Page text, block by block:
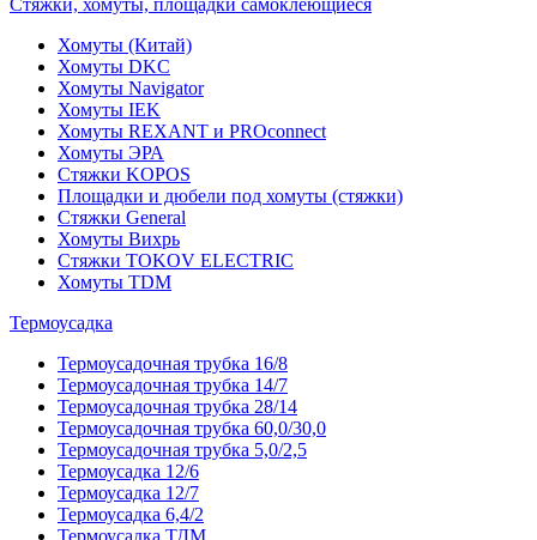
Стяжки, хомуты, площадки самоклеющиеся
Хомуты (Китай)
Хомуты DKC
Хомуты Navigator
Хомуты IEK
Хомуты REXANT и PROconnect
Хомуты ЭРА
Стяжки KOPOS
Площадки и дюбели под хомуты (стяжки)
Стяжки General
Хомуты Вихрь
Стяжки TOKOV ELECTRIC
Хомуты TDM
Термоусадка
Термоусадочная трубка 16/8
Термоусадочная трубка 14/7
Термоусадочная трубка 28/14
Термоусадочная трубка 60,0/30,0
Термоусадочная трубка 5,0/2,5
Термоусадка 12/6
Термоусадка 12/7
Термоусадка 6,4/2
Термоусадка ТДМ